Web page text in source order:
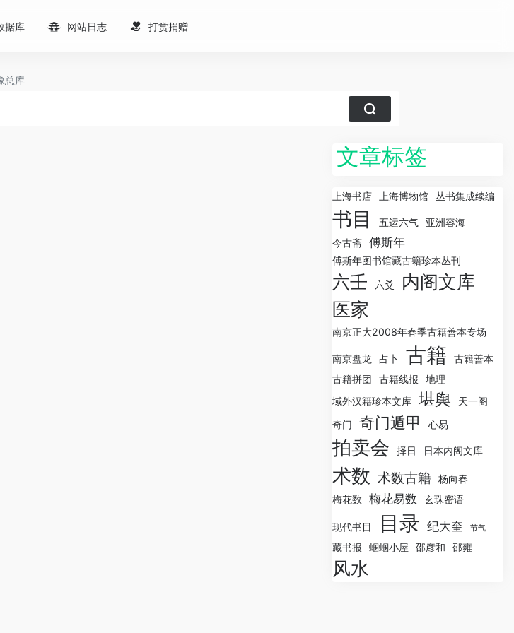
据库 网站日志 打赏捐赠
总库
文章标签
上海书店 上海博物馆 丛书集成续编
书目 五运六气
亚洲容海
今古斋 傅斯年
傅斯年图书馆藏古籍珍本丛刊
六壬 六爻
内阁文库
医家
南京正大2008年春季古籍善本专场
南京盘龙 占卜 古籍
古籍善本
古籍拼团
古籍线报
地理
域外汉籍珍本文库 堪舆
天一阁
奇门
奇门遁甲 心易
拍卖会 择日 日本内阁文库
术数 术数古籍
杨向春
梅花数
梅花易数 玄珠密语
现代书目 目录 纪大奎 节气
藏书报 蝈蝈小屋 邵彦和 邵雍
风水